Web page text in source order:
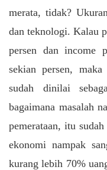
merata, tidak?
dan teknologi. Kalau
persen dan income
sekian persen, maka
sudah dinilai
bagaimana masalah
pemerataan, itu
ekonomi nampak
kurang lebih 70%